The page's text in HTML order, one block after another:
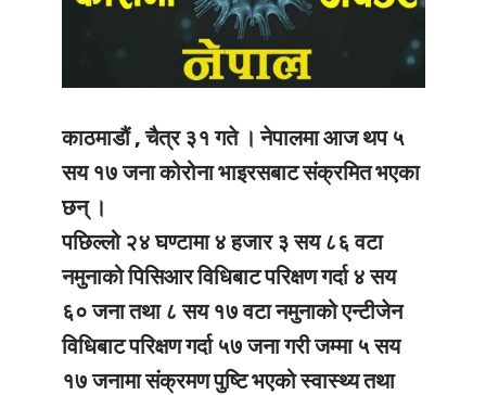
काठमाडौं , चैत्र ३१ गते । नेपालमा आज थप ५
सय १७ जना कोरोना भाइरसबाट संक्रमित भएका
छन् ।
पछिल्लो २४ घण्टामा ४ हजार ३ सय ८६ वटा
नमुनाको पिसिआर विधिबाट परिक्षण गर्दा ४ सय
६० जना तथा ८ सय १७ वटा नमुनाको एन्टीजेन
विधिबाट परिक्षण गर्दा ५७ जना गरी जम्मा ५ सय
१७ जनामा संक्रमण पुष्टि भएको स्वास्थ्य तथा